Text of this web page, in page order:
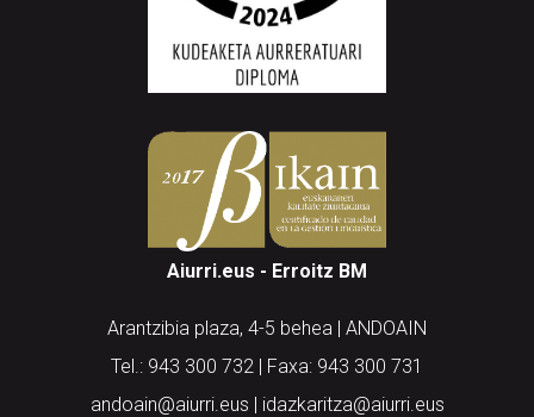
Aiurri.eus - Erroitz BM
Arantzibia plaza, 4-5 behea | ANDOAIN
Tel.: 943 300 732 | Faxa: 943 300 731
andoain@aiurri.eus | idazkaritza@aiurri.eus